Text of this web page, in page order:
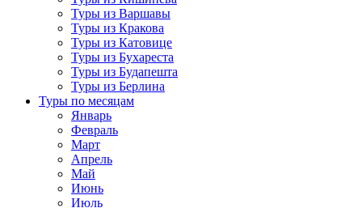
Туры из Варшавы
Туры из Кракова
Туры из Катовице
Туры из Бухареста
Туры из Будапешта
Туры из Берлина
Туры по месяцам
Январь
Февраль
Март
Апрель
Май
Июнь
Июль